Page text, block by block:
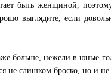
быть женщиной,
выглядите, если
больше, нежели в юные
не слишком броско, но и не